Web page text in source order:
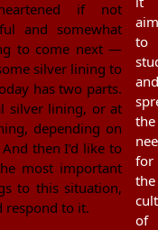
if not
and somewhat
to come next —
silver lining to
has two parts.
silver lining, or at
depending on
then I’d like to
most important
to this situation,
respond to it.
to
and
the
for
the
of